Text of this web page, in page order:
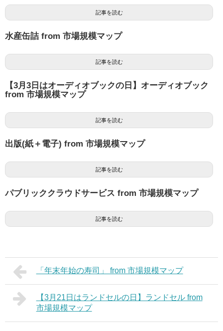
記事を読む
水産缶詰 from 市場規模マップ
記事を読む
【3月3日はオーディオブックの日】オーディオブック
from 市場規模マップ
記事を読む
出版(紙＋電子) from 市場規模マップ
記事を読む
パブリッククラウドサービス from 市場規模マップ
記事を読む
「年末年始の寿司」 from 市場規模マップ
【3月21日はランドセルの日】ランドセル from
市場規模マップ